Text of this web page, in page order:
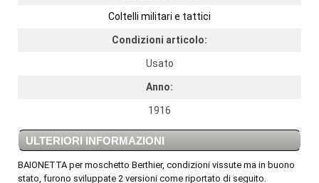
Coltelli militari e tattici
Condizioni articolo:
Usato
Anno:
1916
ULTERIORI INFORMAZIONI
BAIONETTA per moschetto Berthier, condizioni vissute ma in buono
stato, furono sviluppate 2 versioni come riportato di seguito.